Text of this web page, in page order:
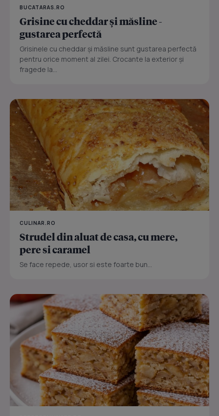
BUCATARAS.RO
Grisine cu cheddar și măsline -
gustarea perfectă
Grisinele cu cheddar și măsline sunt gustarea perfectă
pentru orice moment al zilei. Crocante la exterior și
fragede la...
CULINAR.RO
Strudel din aluat de casa, cu mere,
pere si caramel
Se face repede, usor si este foarte bun...